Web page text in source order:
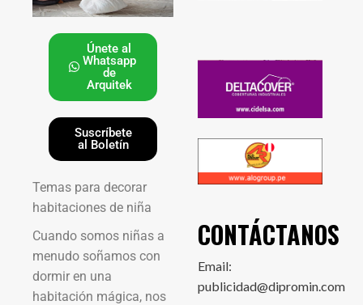
Únete al
Whatsapp
de
Arquitek
Suscríbete
al Boletín
Temas para decorar
habitaciones de niña
Cuando somos niñas a
menudo soñamos con
dormir en una
habitación mágica, nos
CONTÁCTANOS
Email:
publicidad@dipromin.com